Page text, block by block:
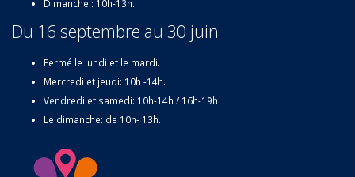
Dimanche : 10h-13h.
Du 16 septembre au 30 juin
Fermé le lundi et le mardi.
Mercredi et jeudi: 10h -14h.
Vendredi et samedi: 10h-14h / 16h-19h.
Le dimanche: de 10h- 13h.